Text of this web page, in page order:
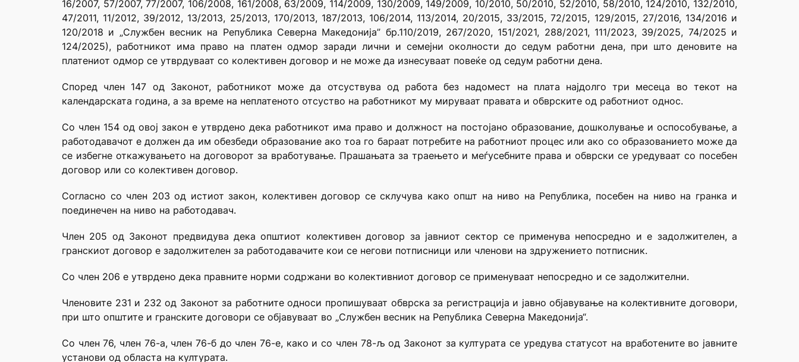
16/2007, 57/2007, 77/2007, 106/2008, 161/2008, 63/2009, 114/2009, 130/2009, 149/2009, 10/2010, 50/2010, 52/2010, 58/2010, 124/2010, 132/2010,
47/2011, 11/2012, 39/2012, 13/2013, 25/2013, 170/2013, 187/2013, 106/2014, 113/2014, 20/2015, 33/2015, 72/2015, 129/2015, 27/2016, 134/2016 и
120/2018 и „Службен весник на Република Северна Македонија” бр.110/2019, 267/2020, 151/2021, 288/2021, 111/2023, 39/2025, 74/2025 и
124/2025), работникот има право на платен одмор заради лични и семејни околности до седум работни дена, при што деновите на
платениот одмор се утврдуваат со колективен договор и не може да изнесуваат повеќе од седум работни дена.
Според член 147 од Законот, работникот може да отсуствува од работа без надомест на плата најдолго три месеца во текот на
календарската година, а за време на неплатеното отсуство на работникот му мируваат правата и обврските од работниот однос.
Со член 154 од овој закон е утврдено дека работникот има право и должност на постојано образование, дошколување и оспособување, а
работодавачот е должен да им обезбеди образование ако тоа го бараат потребите на работниот процес или ако со образованието може да
се избегне откажувањето на договорот за вработување. Прашањата за траењето и меѓусебните права и обврски се уредуваат со посебен
договор или со колективен договор.
Согласно со член 203 од истиот закон, колективен договор се склучува како општ на ниво на Република, посебен на ниво на гранка и
поединечен на ниво на работодавач.
Член 205 од Законот предвидува дека општиот колективен договор за јавниот сектор се применува непосредно и е задолжителен, а
гранскиот договор е задолжителен за работодавачите кои се негови потписници или членови на здружението потписник.
Со член 206 е утврдено дека правните норми содржани во колективниот договор се применуваат непосредно и се задолжителни.
Членовите 231 и 232 од Законот за работните односи пропишуваат обврска за регистрација и јавно објавување на колективните договори,
при што општите и гранските договори се објавуваат во „Службен весник на Република Северна Македонија“.
Со член 76, член 76-а, член 76-б до член 76-е, како и со член 78-љ од Законот за културата се уредува статусот на вработените во јавните
установи од областа на културата.